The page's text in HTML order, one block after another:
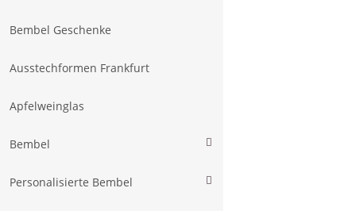
Bembel Geschenke
Ausstechformen Frankfurt
Apfelweinglas
Bembel
Personalisierte Bembel